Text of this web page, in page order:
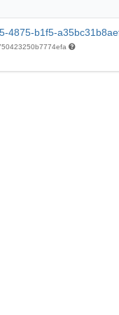
4875-b1f5-